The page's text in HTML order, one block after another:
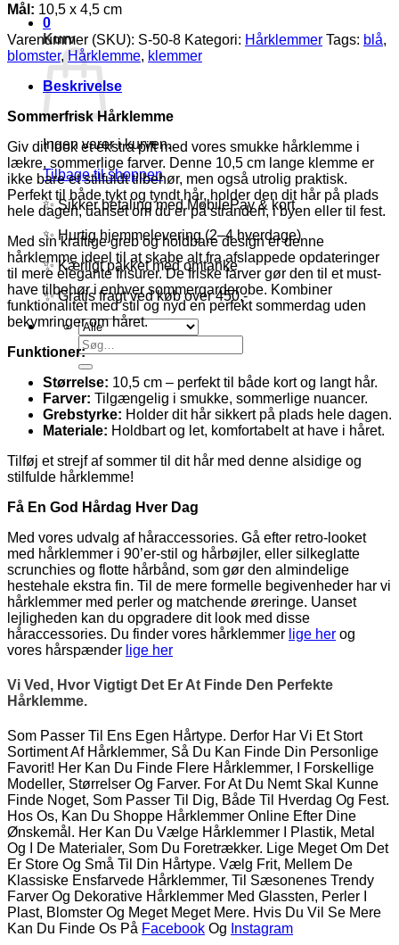
0
Kurv
Ingen varer i kurven.
Tilbage til shoppen
✨ Sikker betaling med MobilePay & kort
✨ Hurtig hjemmelevering (2–4 hverdage)
✨ Kærligt pakket med omtanke
✨ Gratis fragt ved køb over 450,-
Søg
efter:
Mål: 10,5 x 4,5 cm
Varenummer (SKU): S-50-8 Kategori: Hårklemmer Tags: blå,
blomster,Hårklemme, klemmer
Beskrivelse
Sommerfrisk Hårklemme
Giv dit look et ekstra pift med vores smukke hårklemme i
lækre, sommerlige farver. Denne 10,5 cm lange klemme er
ikke bare et stilfuldt tilbehør, men også utrolig praktisk.
Perfekt til både tykt og tyndt hår, holder den dit hår på plads
hele dagen, uanset om du er på stranden, i byen eller til fest.
Med sin kraftige greb og holdbare design er denne
hårklemme ideel til at skabe alt fra afslappede opdateringer
til mere elegante frisurer. De friske farver gør den til et must-
have tilbehør i enhver sommergarderobe. Kombiner
funktionalitet med stil og nyd en perfekt sommerdag uden
bekymringer om håret.
Funktioner:
Størrelse: 10,5 cm – perfekt til både kort og langt hår.
Farver: Tilgængelig i smukke, sommerlige nuancer.
Grebstyrke: Holder dit hår sikkert på plads hele dagen.
Materiale: Holdbart og let, komfortabelt at have i håret.
Tilføj et strejf af sommer til dit hår med denne alsidige og
stilfulde hårklemme!
Få En God Hårdag Hver Dag
Med vores udvalg af håraccessories. Gå efter retro-looket
med hårklemmer i 90’er-stil og hårbøjler, eller silkeglatte
scrunchies og flotte hårbånd, som gør den almindelige
hestehale ekstra fin. Til de mere formelle begivenheder har vi
hårklemmer med perler og matchende øreringe. Uanset
lejligheden kan du opgradere dit look med disse
håraccessories. Du finder vores hårklemmer lige her og
vores hårspænder lige her
Vi Ved, Hvor Vigtigt Det Er At Finde Den Perfekte
Hårklemme.
Som Passer Til Ens Egen Hårtype. Derfor Har Vi Et Stort
Sortiment Af Hårklemmer, Så Du Kan Finde Din Personlige
Favorit! Her Kan Du Finde Flere Hårklemmer, I Forskellige
Modeller, Størrelser Og Farver. For At Du Nemt Skal Kunne
Finde Noget, Som Passer Til Dig, Både Til Hverdag Og Fest.
Hos Os, Kan Du Shoppe Hårklemmer Online Efter Dine
Ønskemål. Her Kan Du Vælge Hårklemmer I Plastik, Metal
Og I De Materialer, Som Du Foretrækker. Lige Meget Om Det
Er Store Og Små Til Din Hårtype. Vælg Frit, Mellem De
Klassiske Ensfarvede Hårklemmer, Til Sæsonenes Trendy
Farver Og Dekorative Hårklemmer Med Glassten, Perler I
Plast, Blomster Og Meget Meget Mere. Hvis Du Vil Se Mere
Kan Du Finde Os På Facebook Og Instagram